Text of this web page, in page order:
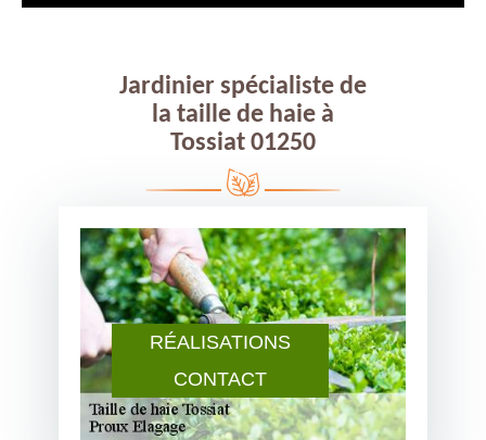
RÉALISATIONS
CONTACT
Jardinier spécialiste de
la taille de haie à
Tossiat 01250